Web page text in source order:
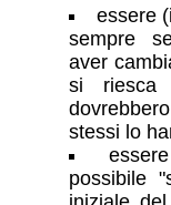
essere
sempre
aver
si
stessi lo
possibile